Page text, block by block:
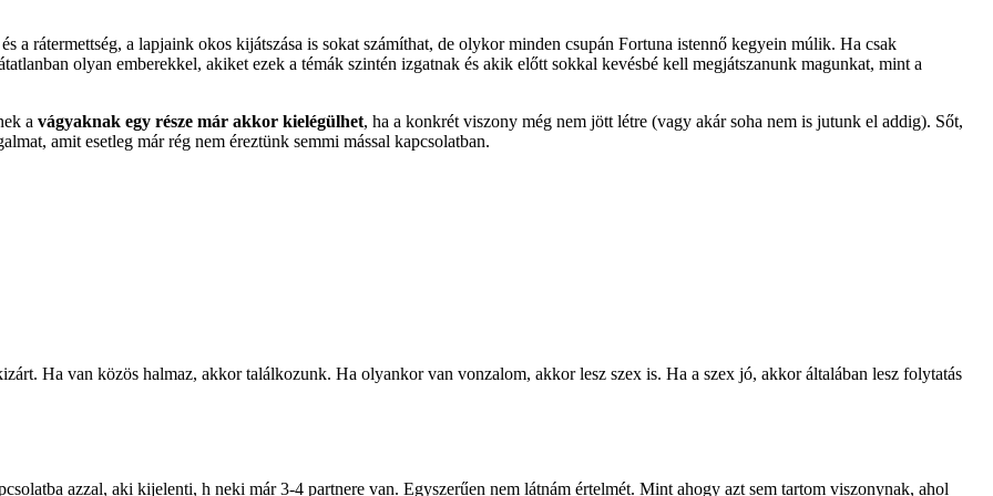
a rátermettség, a lapjaink okos kijátszása is sokat számíthat, de olykor minden csupán Fortuna istennő kegyein múlik. Ha csak
olyan emberekkel, akiket ezek a témák szintén izgatnak és akik előtt sokkal kevésbé kell megjátszanunk magunkat, mint a
a vágyaknak egy része már akkor kielégülhet, ha a konkrét viszony még nem jött létre (vagy akár soha nem is jutunk el addig). Sőt,
amit esetleg már rég nem éreztünk semmi mással kapcsolatban.